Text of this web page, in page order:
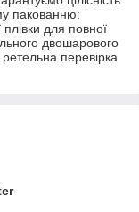
пакованню:
плівки для повної
двошарового
перевірка